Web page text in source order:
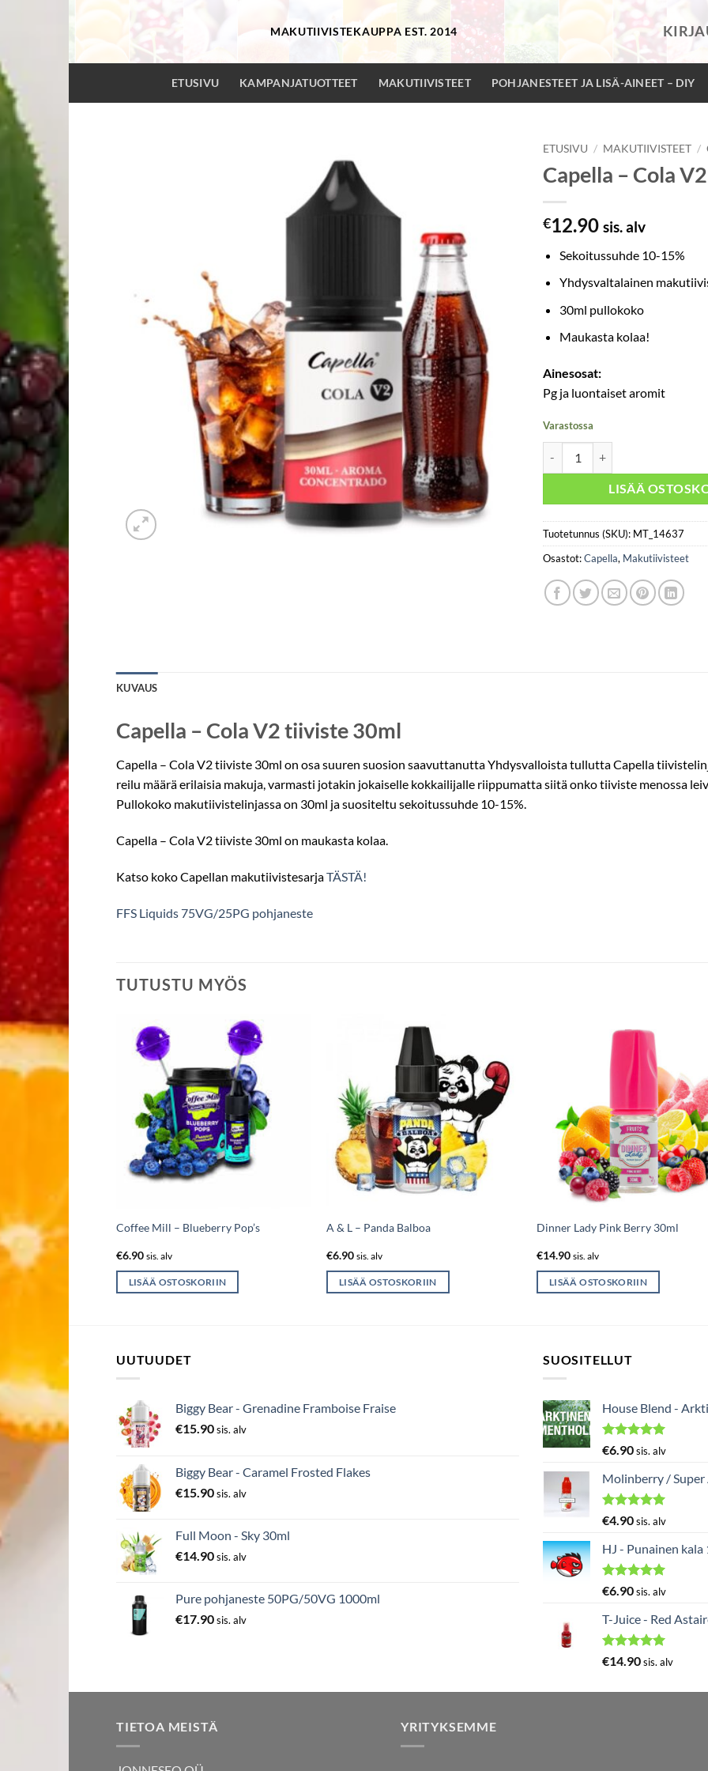
MAKUTIIVISTEKAUPPA EST. 2014
ETUSIVU KAMPANJATUOTTEET MAKUTIIVISTEET POHJANESTEET JA LISÄ-AINEET – DIY
ETUSIVU / MAKUTIIVISTEET /
Capella – Cola
€12.90 sis. alv
Sekoitussuhde 10-15%
Yhdysvaltalainen
30ml pullokoko
Maukasta kolaa!
Ainesosat:
Pg ja luontaiset aromit
Varastossa
LISÄÄ
Tuotetunnus (SKU): MT_14637
Osastot:Capella, Makutiivisteet
KUVAUS
Capella – Cola V2 tiiviste 30ml
Capella – Cola V2 tiiviste 30ml on osa suuren suosion saavuttanutta Yhdysvalloista tullutta Capella
reilu määrä erilaisia makuja, varmasti jotakin jokaiselle kokkailijalle riippumatta siitä onko tiiviste menossa
Pullokoko makutiivistelinjassa on 30ml ja suositeltu sekoitussuhde 10-15%.
Capella – Cola V2 tiiviste 30ml on maukasta kolaa.
Katso koko Capellan makutiivistesarjaTÄSTÄ!
FFS Liquids 75VG/25PG pohjaneste
TUTUSTU MYÖS
Coffee Mill – Blueberry Pop’s
€6.90 sis. alv
LISÄÄ OSTOSKORIIN
A & L – Panda Balboa
€6.90 sis. alv
LISÄÄ OSTOSKORIIN
Dinner Lady Pink Berry 30ml
€14.90 sis. alv
LISÄÄ OSTOSKORIIN
Double
UUTUUDET
Biggy Bear - Grenadine Framboise Fraise
€15.90sis. alv
Biggy Bear - Caramel Frosted Flakes
€15.90sis. alv
Full Moon - Sky 30ml
€14.90sis. alv
Pure pohjaneste 50PG/50VG 1000ml
€17.90sis. alv
SUOSITELLUT
House Blend -
Arvostelu
5.00/ 5
€6.90sis. alv
Molinberry /
Arvostelu
5.00
/ 5
€4.90sis. alv
HJ - Punainen kala
Arvostelu
5.00
/ 5
€6.90sis. alv
T-Juice - Red
Arvostelu
€14.90sis. alv
TIETOA MEISTÄ YRITYKSEMME